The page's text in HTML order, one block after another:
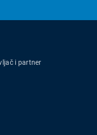
i partner